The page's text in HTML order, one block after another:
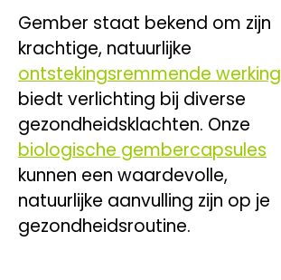
Gember staat bekend om zijn
krachtige, natuurlijke
ontstekingsremmende werking
biedt verlichting bij diverse
gezondheidsklachten. Onze
biologische gembercapsules
kunnen een waardevolle,
natuurlijke aanvulling zijn op je
gezondheidsroutine.